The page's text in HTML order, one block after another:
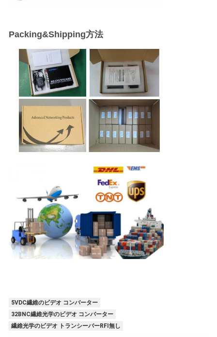
Packing&Shipping方法
5VDC繊維のビデオ コンバーター
32BNC繊維光学のビデオ コンバーター
繊維光学のビデオ トランシーバーRFI無し